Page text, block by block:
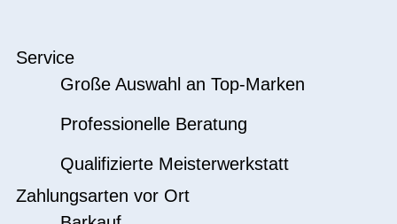
Service
Große Auswahl an Top-Marken
Professionelle Beratung
Qualifizierte Meisterwerkstatt
Zahlungsarten vor Ort